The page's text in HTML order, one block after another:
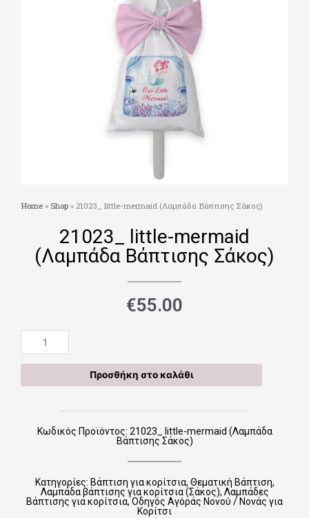
Home » Shop » 21023_ little-mermaid (Λαμπάδα Βάπτισης Σάκος)
21023_ little-mermaid
(Λαμπάδα Βάπτισης Σάκος)
€55.00
21023_
little-
mermaid
ποσότητα
Προσθήκη στο καλάθι
Κωδικός Προϊόντος: 21023_ little-mermaid (Λαμπάδα
Βάπτισης Σάκος)
Κατηγορίες: Βάπτιση για κορίτσια, Θεματική Βάπτιση,
Λαμπάδα βάπτισης για κορίτσια (Σάκος), Λαμπάδες
Βάπτισης για κορίτσια, Οδηγός Αγόράς Νονού / Νονάς για
Κορίτσι